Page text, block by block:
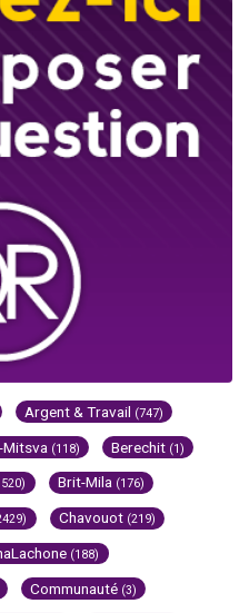
Argent & Travail (747)
Mitsva (118) Berechit (1)
Brit-Mila (176)
Chavouot (219)
(188)
Communauté (3)